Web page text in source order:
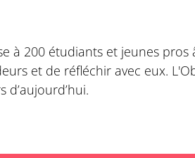
à 200 étudiants et jeunes pros
et de réfléchir avec eux.